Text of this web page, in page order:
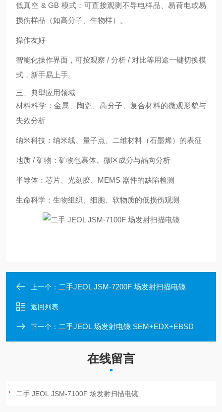
低真空 & GB 模式：可直接观测不导电样品、易荷电或易
损伤样品（如高分子、生物样）。
操作友好
智能化操作界面，可按观察 / 分析 / 对比等用途一键切换模
式，新手易上手。
三、典型应用领域
材料科学：金属、陶瓷、高分子、复合材料的微观形貌与
失效分析
纳米科技：纳米线、量子点、二维材料（石墨烯）的表征
地质 / 矿物：矿物包裹体、微区成分与晶向分析
半导体：芯片、光刻胶、MEMS 器件的缺陷检测
生命科学：生物组织、细胞、软物质的低损伤观测
上一个： 二手JEOL JSM-7200F 场发射扫描电镜
返回列表
下一个： 二手JEOL 场发射电镜 SEM+EDX+EBSD
在线留言